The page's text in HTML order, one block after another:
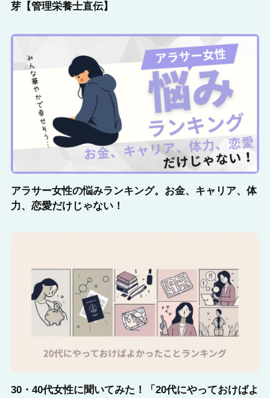
芽【管理栄養士直伝】
アラサー女性の悩みランキング。お金、キャリア、体
力、恋愛だけじゃない！
30・40代女性に聞いてみた！「20代にやっておけばよ